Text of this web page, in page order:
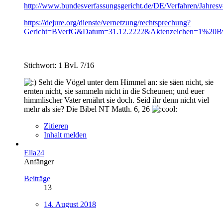
http://www.bundesverfassungsgericht.de/DE/Verfahren/
https://dejure.org/dienste/vernetzung/rechtsprechung?
Stichwort: 1 BvL 7/16
Seht die Vögel unter dem Himmel an: sie säen nicht, sie
ernten nicht, sie sammeln nicht in die Scheunen; und euer
himmlischer Vater ernährt sie doch. Seid ihr denn nicht viel
mehr als sie? Die Bibel NT Matth. 6, 26
Zitieren
Inhalt melden
Ella24
Anfänger
Beiträge
13
14. August 2018